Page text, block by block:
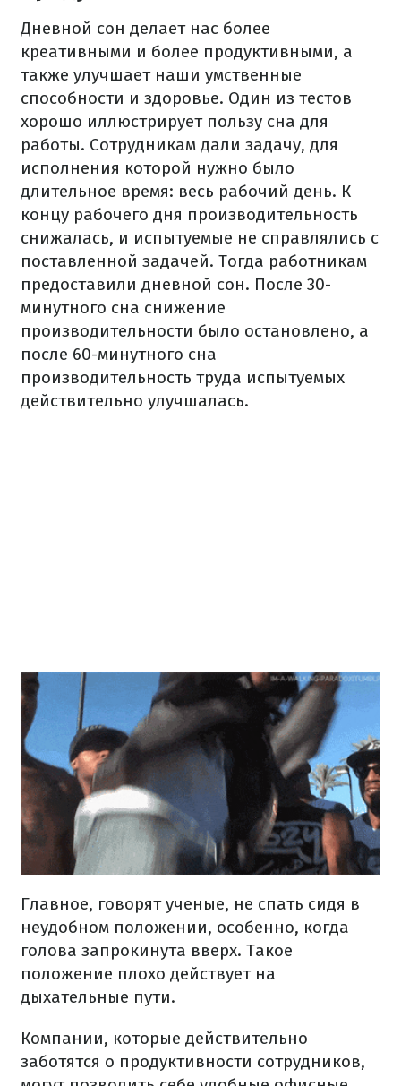
Дневной сон делает нас более
креативными и более продуктивными, а
также улучшает наши умственные
способности и здоровье. Один из тестов
хорошо иллюстрирует пользу сна для
работы. Сотрудникам дали задачу, для
исполнения которой нужно было
длительное время: весь рабочий день. К
концу рабочего дня производительность
снижалась, и испытуемые не справлялись с
поставленной задачей. Тогда работникам
предоставили дневной сон. После 30-
минутного сна снижение
производительности было остановлено, а
после 60-минутного сна
производительность труда испытуемых
действительно улучшалась.
Главное, говорят ученые, не спать сидя в
неудобном положении, особенно, когда
голова запрокинута вверх. Такое
положение плохо действует на
дыхательные пути.
Компании, которые действительно
заботятся о продуктивности сотрудников,